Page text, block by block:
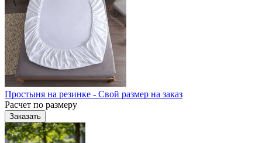
Простыня на резинке - Свой размер на заказ
Расчет по размеру
Заказать